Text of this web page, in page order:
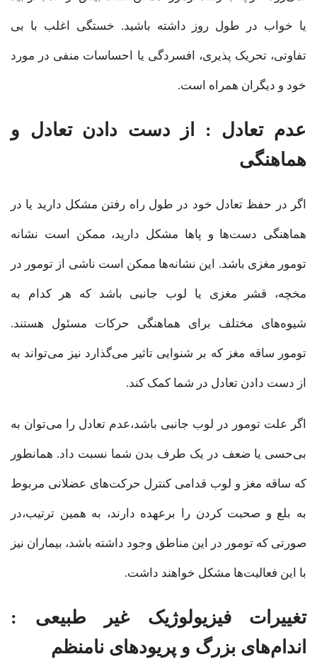
یا خواب در طول روز داشته باشید. خستگی اغلب با بی
تفاوتی، تحریک پذیری، افسردگی یا احساسات منفی در مورد
خود و دیگران همراه است.
عدم تعادل : ازدست دادن تعادل و
هماهنگی
اگر در حفظ تعادل خود در طول راه رفتن مشکل دارید یا در
هماهنگی دست‌ها و پاها مشکل دارید، ممکن است نشانه
تومور مغزی باشد. این نشانه‌ها ممکن است ناشی از تومور در
مخچه، قشر مغزی یا لوب جانبی باشد که هر کدام به
شیوه‌های مختلف برای هماهنگی حرکات مسئول هستند.
تومور ساقه مغز که بر شنوایی تاثیر می‌گذارد نیز می‌تواند به
از دست دادن تعادل در شما کمک کند.
اگر علت تومور در لوب جانبی باشد،عدم تعادل را می‌توان به
بی‌حسی یا ضعف در یک طرف بدن شما نسبت داد. همانطور
که ساقه مغز و لوب قدامی کنترل حرکت‌های عضلانی مربوط
به بلع و صحبت کردن را برعهده دارند، به همین ترتیب،در
صورتی که تومور در این مناطق وجود داشته باشد، بیماران نیز
با این فعالیت‌ها مشکل خواهند داشت.
تغییرات فیزیولوژیک غیر طبیعی :
اندام‌های بزرگ و پریود‌های نامنظم